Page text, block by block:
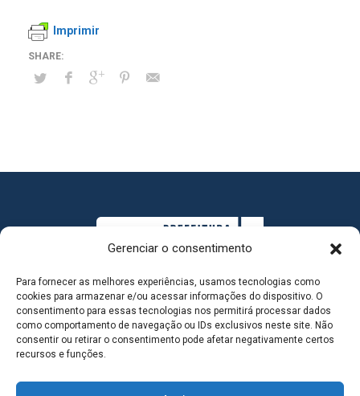
Gerenciar o consentimento
Para fornecer as melhores experiências, usamos tecnologias como
cookies para armazenar e/ou acessar informações do dispositivo. O
consentimento para essas tecnologias nos permitirá processar dados
como comportamento de navegação ou IDs exclusivos neste site. Não
consentir ou retirar o consentimento pode afetar negativamente certos
recursos e funções.
Imprimir
MAPA DO SITE